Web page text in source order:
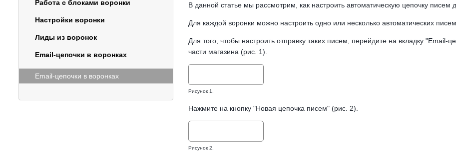
Работа с блоками воронки
Настройки воронки
Лиды из воронок
Email-цепочки в воронках
Email-цепочки в воронках
В данной статье мы рассмотрим, как настроить автоматическую цепочку писем
Для каждой воронки можно настроить одно или несколько автоматических
Для того, чтобы настроить отправку таких писем, перейдите на вкладку "Email-
части магазина (рис. 1).
Рисунок 1.
Нажмите на кнопку "Новая цепочка писем" (рис. 2).
Рисунок 2.